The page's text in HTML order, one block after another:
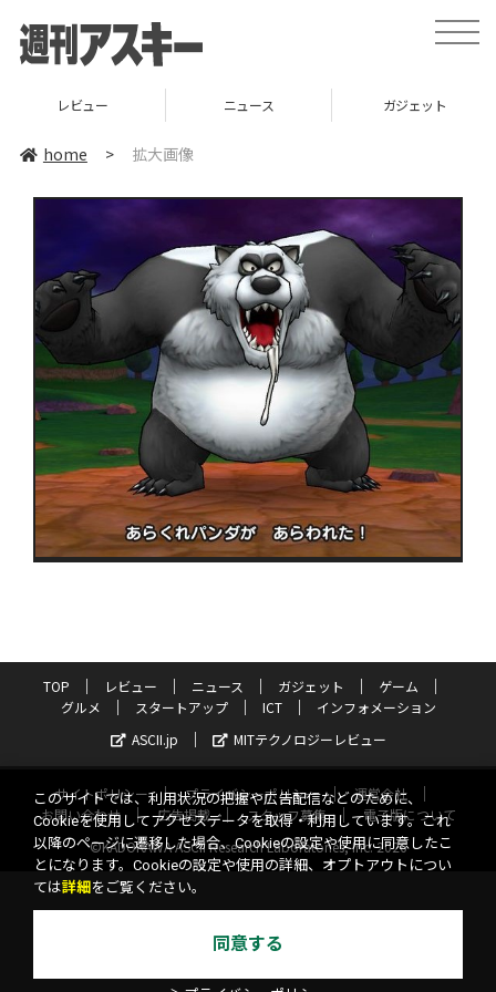
toggle
レビュー ニュース ガジェット
home > 拡大画像
TOP レビュー ニュース ガジェット
ゲーム
グルメ
スタートアップ ICT
インフォメーション
ASCII.jp
MITテクノロジーレビュー
サイトポリシー プライバシーポリシー
運営会社
お問い合わせ
広告掲載 スタッフ募集
電子版について
©KADOKAWA ASCII Research Laboratories, Inc. 2026
このサイトでは、利用状況の把握や広告配信などのために、
Cookieを使用してアクセスデータを取得・利用しています。これ
以降のページに遷移した場合、Cookieの設定や使用に同意したこ
とになります。Cookieの設定や使用の詳細、オプトアウトについ
ては詳細 をご覧ください。
同意する